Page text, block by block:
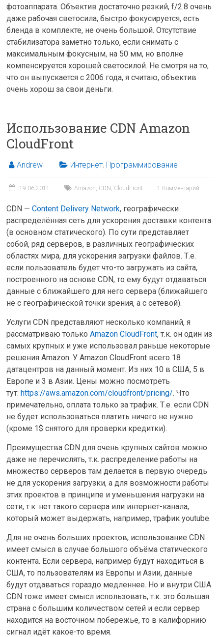
фотоаппарата. Объектив достаточно резкий, f/2.8 очень
даже рабочая светосила, быстро фокусируется, есть
бленда в комплекте, не очень большой. Отсутствие
стабилизатора заметно только, если снимать с
максимальным фокусным, на 50 мм, но вполне
компенсируется хорошей светосилой. Не смотря на то,
что он выпускается с 2006 года, я считаю, объектив
очень хорош за свои деньги.
Использование CDN Amazon
CloudFront
Andrew Интернет, Программирование
19.06.2011 Amazon CDN CloudFront 1 Комментарий
CDN —Content Delivery Network, географически
распределённая сеть для ускорения доставки контента
(в основном статического). По сути представляет
собой, ряд серверов, в различных географических
областях мира, для ускорения загрузки файлов. Т.е.
если пользователь будет что-то загружать из сайта,
построенного на основе CDN, то ему будут отдаваться
данные с ближайшего для него сервера (ближайшего
не с географической точки зрения, а с сетевой).
Услуги CDN представляют несколько компаний, я
рассматриваю толькоAmazon CloudFront, т.к. он один из
самых крупных и уже использовал раньше некоторые
решения Amazon. У Amazon CloudFront всего 18
датацентров на данный момент. Из них 10 в США, 5 в
Европе и 3 в Азии. Цены можно посмотреть
тут:https://aws.amazon.com/cloudfront/pricing/. Что
примечательно, оплата только за трафик. Т.е. если CDN
не будет использоваться платить ничего не нужно
(кроме 1$ снятого для проверки кредитки).
Преимущества CDN для очень крупных сайтов можно
даже не перечислять, т.к. распределение работы на
множество серверов там делается в первую очередь
не для ускорения загрузки, а для возможности работы
этих проектов в принципе и уменьшения нагрузки на
сети, т.к. нет такого сервера или интернет-канала,
который может выдержать, например, трафик youtube.
Для не очень больших проектов, использование CDN
имеет смысл в случае большого объёма статического
контента. Если сервера, например будут находиться в
США, то пользователям из Европы и Азии, данные
будут отдаваться гораздо медленнее. Но и внутри США
CDN тоже имеет смысл использовать, т.к. это большая
страна с большим количеством сетей и если сервер
находится на восточном побережье, то в калифорнию
сигнал идёт какое-то время.